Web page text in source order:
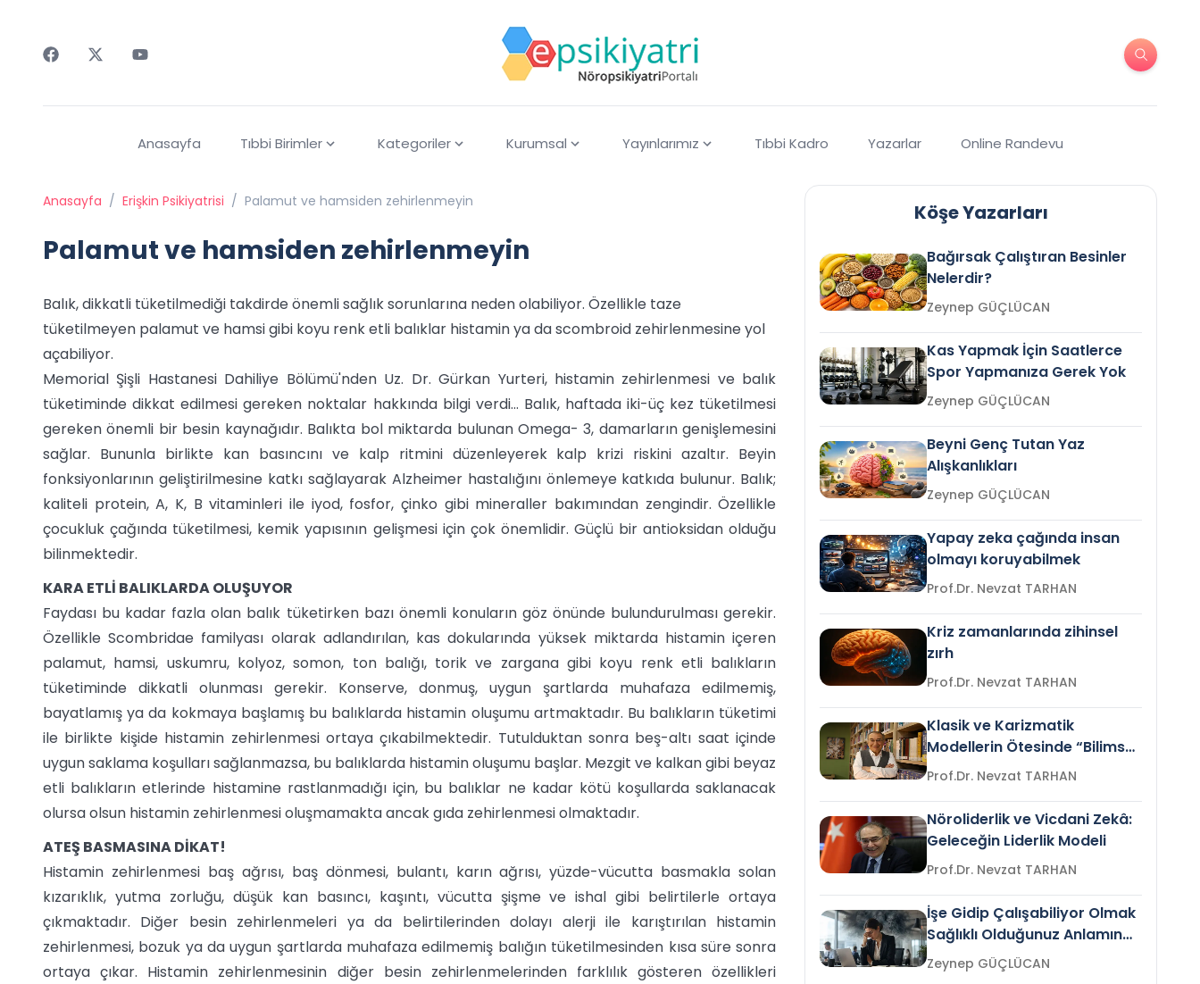
Anasayfa Tıbbi Birimler Kategoriler Kurumsal Yayınlarımız Tıbbi Kadro Yazarlar Online Randevu
Anasayfa / Erişkin Psikiyatrisi / Palamut ve hamsiden zehirlenmeyin
Palamut ve hamsiden zehirlenmeyin
Balık, dikkatli tüketilmediği takdirde önemli sağlık sorunlarına neden olabiliyor. Özellikle taze
tüketilmeyen palamut ve hamsi gibi koyu renk etli balıklar histamin ya da scombroid zehirlenmesine yol
açabiliyor.
Memorial Şişli Hastanesi Dahiliye Bölümü'nden Uz. Dr. Gürkan Yurteri, histamin zehirlenmesi ve balık
tüketiminde dikkat edilmesi gereken noktalar hakkında bilgi verdi... Balık, haftada iki-üç kez tüketilmesi
gereken önemli bir besin kaynağıdır. Balıkta bol miktarda bulunan Omega- 3, damarların genişlemesini
sağlar. Bununla birlikte kan basıncını ve kalp ritmini düzenleyerek kalp krizi riskini azaltır. Beyin
fonksiyonlarının geliştirilmesine katkı sağlayarak Alzheimer hastalığını önlemeye katkıda bulunur. Balık;
kaliteli protein, A, K, B vitaminleri ile iyod, fosfor, çinko gibi mineraller bakımından zengindir. Özellikle
çocukluk çağında tüketilmesi, kemik yapısının gelişmesi için çok önemlidir. Güçlü bir antioksidan olduğu
bilinmektedir.
KARA ETLİ BALIKLARDA OLUŞUYOR
Faydası bu kadar fazla olan balık tüketirken bazı önemli konuların göz önünde bulundurulması gerekir.
Özellikle Scombridae familyası olarak adlandırılan, kas dokularında yüksek miktarda histamin içeren
palamut, hamsi, uskumru, kolyoz, somon, ton balığı, torik ve zargana gibi koyu renk etli balıkların
tüketiminde dikkatli olunması gerekir. Konserve, donmuş, uygun şartlarda muhafaza edilmemiş,
bayatlamış ya da kokmaya başlamış bu balıklarda histamin oluşumu artmaktadır. Bu balıkların tüketimi
ile birlikte kişide histamin zehirlenmesi ortaya çıkabilmektedir. Tutulduktan sonra beş-altı saat içinde
uygun saklama koşulları sağlanmazsa, bu balıklarda histamin oluşumu başlar. Mezgit ve kalkan gibi beyaz
etli balıkların etlerinde histamine rastlanmadığı için, bu balıklar ne kadar kötü koşullarda saklanacak
olursa olsun histamin zehirlenmesi oluşmamakta ancak gıda zehirlenmesi olmaktadır.
ATEŞ BASMASINA DİKAT!
Histamin zehirlenmesi baş ağrısı, baş dönmesi, bulantı, karın ağrısı, yüzde-vücutta basmakla solan
kızarıklık, yutma zorluğu, düşük kan basıncı, kaşıntı, vücutta şişme ve ishal gibi belirtilerle ortaya
çıkmaktadır. Diğer besin zehirlenmeleri ya da belirtilerinden dolayı alerji ile karıştırılan histamin
zehirlenmesi, bozuk ya da uygun şartlarda muhafaza edilmemiş balığın tüketilmesinden kısa süre sonra
ortaya çıkar. Histamin zehirlenmesinin diğer besin zehirlenmelerinden farklılık gösteren özellikleri
Köşe Yazarları
Bağırsak Çalıştıran Besinler
Nelerdir?
Zeynep GÜÇLÜCAN
Kas Yapmak İçin Saatlerce
Spor Yapmanıza Gerek Yok
Zeynep GÜÇLÜCAN
Beyni Genç Tutan Yaz
Alışkanlıkları
Zeynep GÜÇLÜCAN
Yapay zeka çağında insan
olmayı koruyabilmek
Prof.Dr. Nevzat TARHAN
Kriz zamanlarında zihinsel
zırh
Prof.Dr. Nevzat TARHAN
Klasik ve Karizmatik
Modellerin Ötesinde “Bilimsel
Liderlik”
Prof.Dr. Nevzat TARHAN
Nöroliderlik ve Vicdani Zekâ:
Geleceğin Liderlik Modeli
Prof.Dr. Nevzat TARHAN
İşe Gidip Çalışabiliyor Olmak
Sağlıklı Olduğunuz Anlamına
Gelir mi?Zeynep GÜÇLÜCAN